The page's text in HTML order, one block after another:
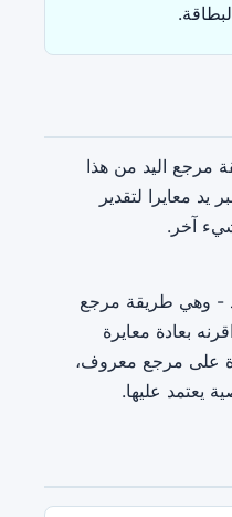
مرجع اليد من هذا
معايرا لتقدير
آخر.
- وهي طريقة مرجع
بعادة معايرة
على مرجع معروف،
يعتمد عليها.